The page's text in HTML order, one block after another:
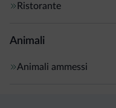
Ristorante
Animali
Animali ammessi